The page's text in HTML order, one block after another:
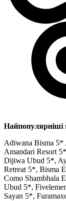
Найпопулярніші
Adiwana Bisma
Amandari Resort
Dijiwa Ubud 5*,
Retreat 5*, Bisma
Como Shambhala
Ubud 5*,
Sayan 5*,